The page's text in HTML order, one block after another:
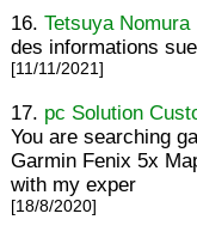
16.Tetsuya Nomura
des informations
[11/11/2021]
17. pc Solution
You are searching
Garmin Fenix 5x
with my exper
[18/8/2020]